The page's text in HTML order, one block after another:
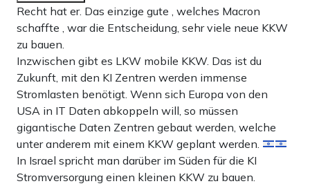
Recht hat er. Das einzige gute , welches Macron
schaffte , war die Entscheidung, sehr viele neue KKW
zu bauen.
Inzwischen gibt es LKW mobile KKW. Das ist du
Zukunft, mit den KI Zentren werden immense
Stromlasten benötigt. Wenn sich Europa von den
USA in IT Daten abkoppeln will, so müssen
gigantische Daten Zentren gebaut werden, welche
unter anderem mit einem KKW geplant werden.
In Israel spricht man darüber im Süden für die KI
Stromversorgung einen kleinen KKW zu bauen.